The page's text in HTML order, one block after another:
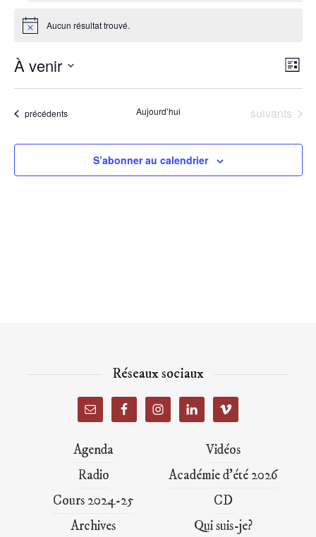
Évènements
Notice Aucun résultat trouvé.
par
de
Liste
À venir
Sélectionnez
date.
Évènements
précédents Aujourd’hui Évènements
suivants
S’abonner au calendrier
Réseaux sociaux
Agenda
Vidéos
Radio
Académie d’été 2026
Cours 2024-25
CD
Archives
Qui suis-je?